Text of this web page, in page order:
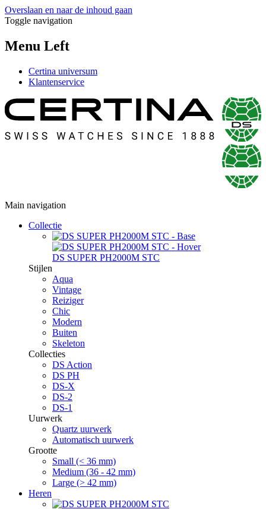
Overslaan en naar de inhoud gaan
Toggle navigation
Menu Left
Certina universum
Klantenservice
Main navigation
Collectie
DS SUPER PH2000M STC
Stijlen
Aqua
Vintage
Reiziger
Chic
Modern
Buiten
Skeleton
Collecties
DS Action
DS PH
DS-X
DS-2
DS-1
Uurwerk
Quartz uurwerk
Automatisch uurwerk
Grootte
Small (< 36 mm)
Medium (36 - 42 mm)
Large (> 42 mm)
Heren